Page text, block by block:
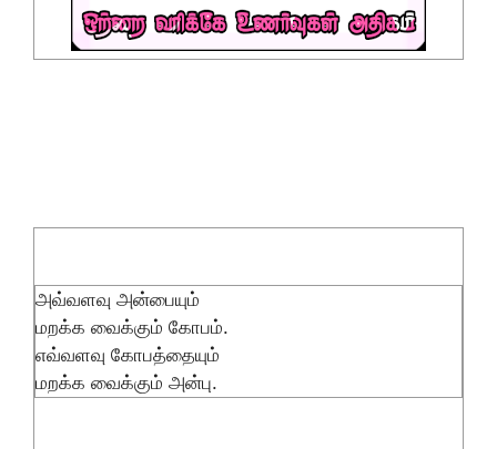
அவ்வளவு அன்பையும்
மறக்க வைக்கும் கோபம்.
எவ்வளவு கோபத்தையும்
மறக்க வைக்கும் அன்பு.